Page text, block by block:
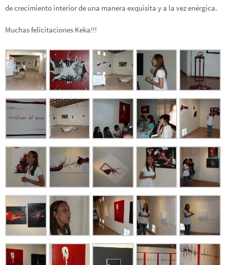
de crecimiento interior de una manera exquisita y a la vez enérgica.
Muchas felicitaciones Keka!!!